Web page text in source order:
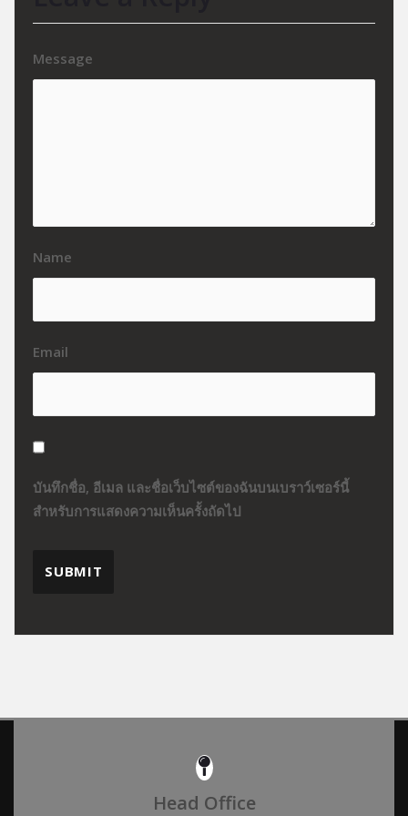
Message
Name
Email
บันทึกชื่อ, อีเมล และชื่อเว็บไซต์ของฉันบนเบราว์เซอร์นี้
สำหรับการแสดงความเห็นครั้งถัดไป
Head Office